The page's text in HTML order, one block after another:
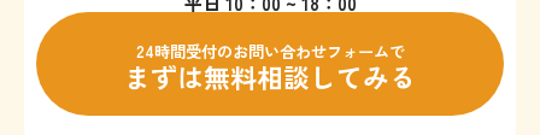
24時間受付のお問い合わせフォームで
まずは無料相談してみる